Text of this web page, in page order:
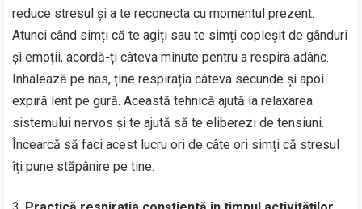
reduce stresul și a te reconecta cu momentul prezent.
Atunci când simți că te agiți sau te simți copleșit de gânduri
și emoții, acordă-ți câteva minute pentru a respira adânc.
Inhalează pe nas, ține respirația câteva secunde și apoi
expiră lent pe gură. Această tehnică ajută la relaxarea
sistemului nervos și te ajută să te eliberezi de tensiuni.
Încearcă să faci acest lucru ori de câte ori simți că stresul
îți pune stăpânire pe tine.